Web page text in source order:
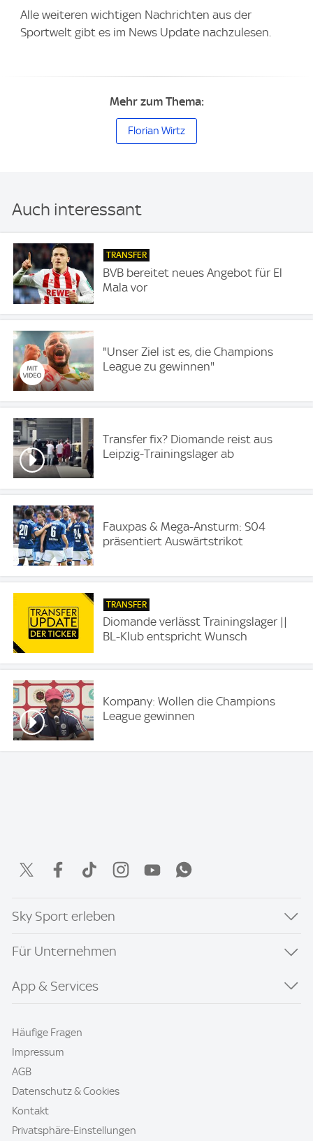
Alle weiteren wichtigen Nachrichten aus der
Sportwelt gibt es im News Update nachzulesen.
Mehr zum Thema:
Florian Wirtz
Auch interessant
TRANSFER
BVB bereitet neues Angebot für El
Mala vor
"Unser Ziel ist es, die Champions
League zu gewinnen"
Transfer fix? Diomande reist aus
Leipzig-Trainingslager ab
Fauxpas & Mega-Ansturm: S04
präsentiert Auswärtstrikot
TRANSFER
Diomande verlässt Trainingslager ||
BL-Klub entspricht Wunsch
Kompany: Wollen die Champions
League gewinnen
Sky Sport erleben
Für Unternehmen
App & Services
Häufige Fragen
Impressum
AGB
Datenschutz & Cookies
Kontakt
Privatsphäre-Einstellungen